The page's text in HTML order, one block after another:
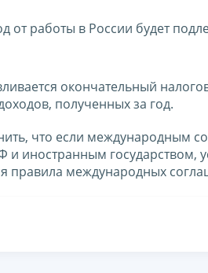
от работы в России будет
окончательный
полученных за год.
что если международным
иностранным государством,
правила международных